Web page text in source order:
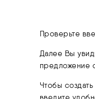
Проверьте
Далее Вы
предложение
Чтобы